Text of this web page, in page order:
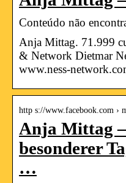
Conteúdo não
Anja Mittag. 71.999
& Network Dietmar
www.ness-
http s://www.facebook.com ›
Anja Mittag
besonderer
…